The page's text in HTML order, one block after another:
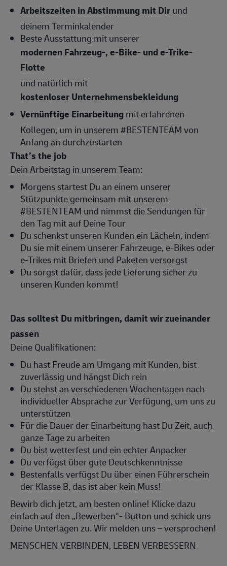
Arbeitszeitenin Abstimmung mit Dirund
deinem Terminkalender
Beste Ausstattung mit unserer
modernen Fahrzeug-, e-Bike- und e-Trike-
Flotte
und natürlich mit
kostenloser Unternehmensbekleidung
Vernünftige Einarbeitungmit erfahrenen
Kollegen, um in unserem #BESTENTEAM von
Anfang an durchzustarten
That’s the job
Dein Arbeitstag in unserem Team:
Morgens startest Du an einem unserer
Stützpunkte gemeinsam mit unserem
#BESTENTEAM und nimmst die Sendungen für
den Tag mit auf Deine Tour
Du schenkst unseren Kunden ein Lächeln, indem
Du sie mit einem unserer Fahrzeuge, e-Bikes oder
e-Trikes mit Briefen und Paketen versorgst
Du sorgst dafür, dass jede Lieferung sicher zu
unseren Kunden kommt!
Das solltest Du mitbringen, damit wir zueinander
passen
Deine Qualifikationen:
Du hast Freude am Umgang mit Kunden, bist
zuverlässig und hängst Dich rein
Du stehst an verschiedenen Wochentagen nach
individueller Absprache zur Verfügung, um uns zu
unterstützen
Für die Dauer der Einarbeitung hast Du Zeit, auch
ganze Tage zu arbeiten
Du bist wetterfest und ein echter Anpacker
Du verfügst über gute Deutschkenntnisse
Bestenfalls verfügst Du über einen Führerschein
der Klasse B, das ist aber kein Muss!
Bewirb dich jetzt, am besten online! Klicke dazu
einfach auf den „Bewerben“- Button und schick uns
Deine Unterlagen zu. Wir melden uns – versprochen!
MENSCHEN VERBINDEN, LEBEN VERBESSERN